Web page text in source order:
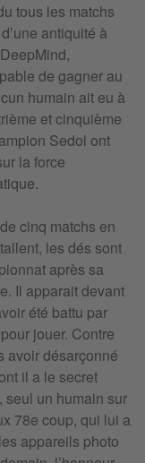
tous les matchs
antiquité à
de gagner au
humain ait eu à
et cinquième
Sedol ont
la force
cinq matchs en
les dés sont
après sa
Il apparait devant
été battu par
jouer. Contre
avoir désarçonné
il a le secret
seul un humain sur
78e coup, qui lui a
appareils photo